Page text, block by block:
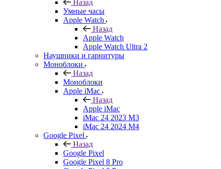
Назад
Умные часы
Apple Watch
Назад
Apple Watch
Apple Watch Ultra 2
Наушники и гарнитуры
Моноблоки
Назад
Моноблоки
Apple iMac
Назад
Apple iMac
iMac 24 2023 M3
iMac 24 2024 M4
Google Pixel
Назад
Google Pixel
Google Pixel 8 Pro